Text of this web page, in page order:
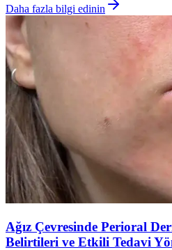
Daha fazla bilgi edinin
Ağız Çevresinde Perioral
Belirtileri ve Etkili Tedavi